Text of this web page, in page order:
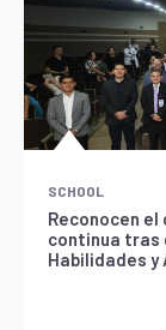
SCHOOL
Reconocen
continua tras
Habilidades